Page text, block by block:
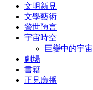
文明新見
文學藝術
警世預言
宇宙時空
巨變中的宇宙
劇場
書籍
正見廣播